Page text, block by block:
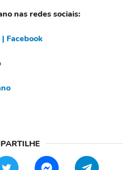
nas redes sociais:
Facebook